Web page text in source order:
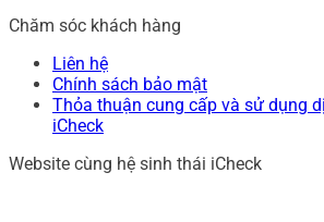
Chăm sóc khách hàng
Liên hệ
Chính sách bảo mật
Thỏa thuận cung cấp và sử dụng
iCheck
Website cùng hệ sinh thái iCheck